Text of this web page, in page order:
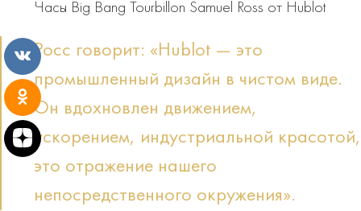
Часы Big Bang Tourbillon Samuel Ross от Hublot
Росс говорит: «Hublot — это
промышленный дизайн в чистом виде.
Он вдохновлен движением,
ускорением, индустриальной красотой,
это отражение нашего
непосредственного окружения».